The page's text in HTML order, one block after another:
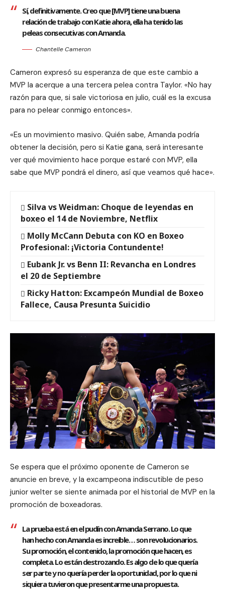
Sí, definitivamente. Creo que [MVP] tiene una buena
relación de trabajo con Katie ahora, ella ha tenido las
peleas consecutivas con Amanda.
Chantelle Cameron
Cameron expresó su esperanza de que este cambio a
MVP la acerque a una tercera pelea contra Taylor. «No hay
razón para que, si sale victoriosa en julio, cuál es la excusa
para no pelear conmigo entonces».
«Es un movimiento masivo. Quién sabe, Amanda podría
obtener la decisión, pero si Katie gana, será interesante
ver qué movimiento hace porque estaré con MVP, ella
sabe que MVP pondrá el dinero, así que veamos qué hace».
Silva vs Weidman: Choque de leyendas en
boxeo el 14 de Noviembre, Netflix
Molly McCann Debuta con KO en Boxeo
Profesional: ¡Victoria Contundente!
Eubank Jr. vs Benn II: Revancha en Londres
el 20 de Septiembre
Ricky Hatton: Excampeón Mundial de Boxeo
Fallece, Causa Presunta Suicidio
Se espera que el próximo oponente de Cameron se
anuncie en breve, y la excampeona indiscutible de peso
junior welter se siente animada por el historial de MVP en la
promoción de boxeadoras.
La prueba está en el pudín con Amanda Serrano. Lo que
han hecho con Amanda es increíble… son revolucionarios.
Su promoción, el contenido, la promoción que hacen, es
completa. Lo están destrozando. Es algo de lo que quería
ser parte y no quería perder la oportunidad, por lo que ni
siquiera tuvieron que presentarme una propuesta.